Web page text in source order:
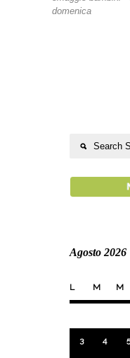
domenica
Agosto 2026
L M M
3 4 5